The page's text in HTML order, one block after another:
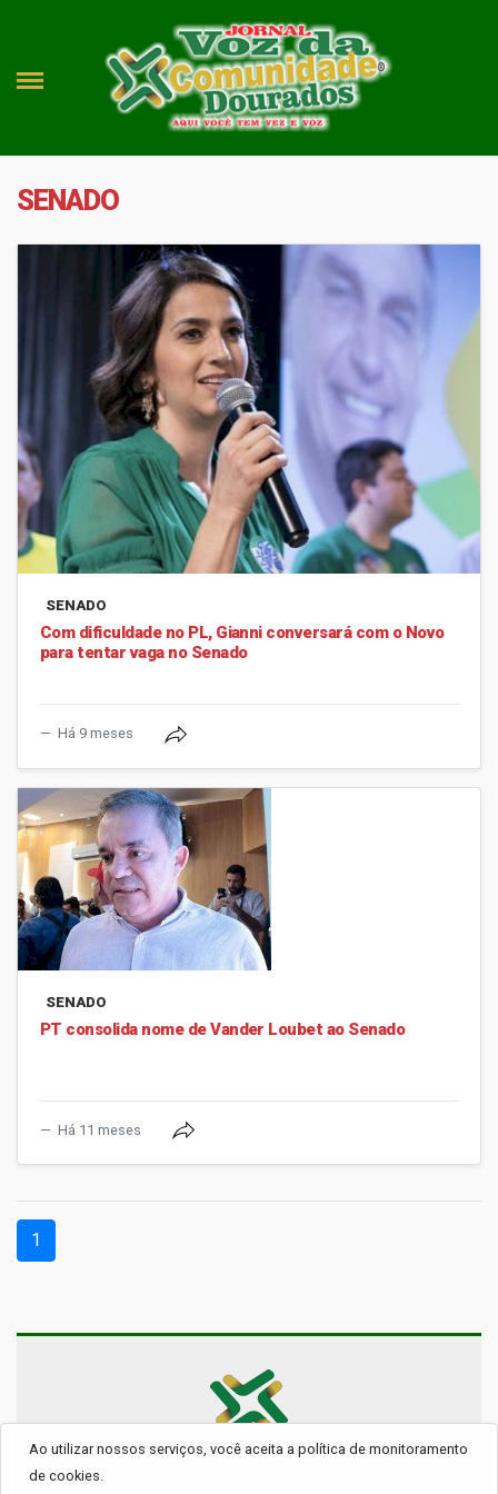
SENADO
SENADO
Com dificuldade no PL, Gianni conversará com o Novo
para tentar vaga no Senado
Há 9 meses
SENADO
PT consolida nome de Vander Loubet ao Senado
Há 11 meses
1
Ao utilizar nossos serviços, você aceita a política de monitoramento
de cookies.
© 2026 - Todos os Direitos Reservados.